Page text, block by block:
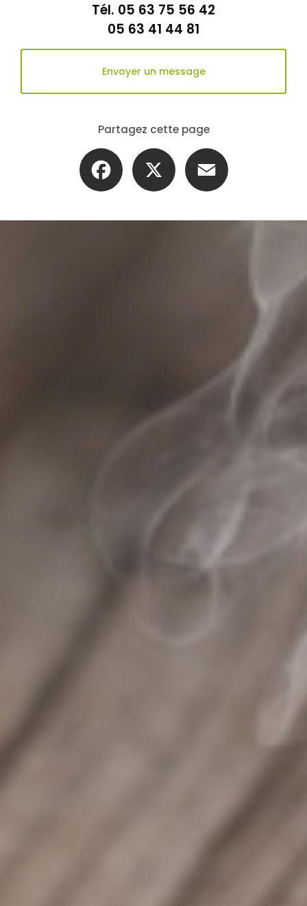
Tél. 05 63 75 56 42
05 63 41 44 81
Envoyer un message
Partagez cette page
Facebook